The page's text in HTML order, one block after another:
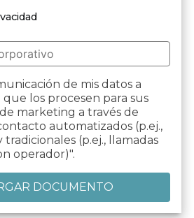
de mis datos a
que los procesen para sus
marketing a través de
automatizados (p.ej.,
tradicionales (p.ej., llamadas
operador)".